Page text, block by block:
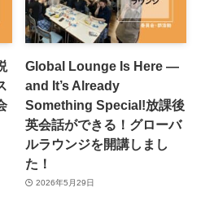
Global Lounge Is Here —
and It’s Already
Something Special!放課後
英会話ができる！グローバ
ルラウンジを開講しまし
た！
2026年5月29日